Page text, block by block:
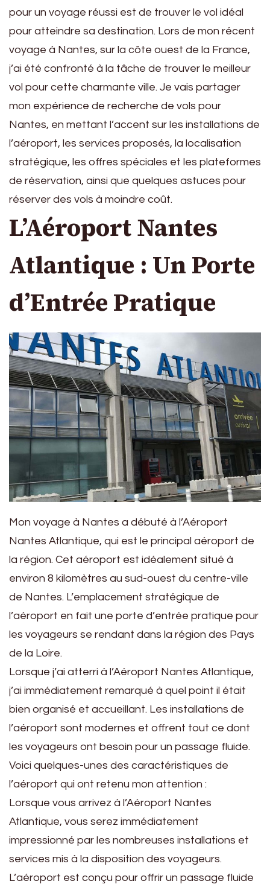
pour un voyage réussi est de trouver le vol idéal
pour atteindre sa destination. Lors de mon récent
voyage à Nantes, sur la côte ouest de la France,
j’ai été confronté à la tâche de trouver le meilleur
vol pour cette charmante ville. Je vais partager
mon expérience de recherche de vols pour
Nantes, en mettant l’accent sur les installations de
l’aéroport, les services proposés, la localisation
stratégique, les offres spéciales et les plateformes
de réservation, ainsi que quelques astuces pour
réserver des vols à moindre coût.
L’Aéroport Nantes
Atlantique : Un Porte
d’Entrée Pratique
Mon voyage à Nantes a débuté à l’Aéroport
Nantes Atlantique, qui est le principal aéroport de
la région. Cet aéroport est idéalement situé à
environ 8 kilomètres au sud-ouest du centre-ville
de Nantes. L’emplacement stratégique de
l’aéroport en fait une porte d’entrée pratique pour
les voyageurs se rendant dans la région des Pays
de la Loire.
Lorsque j’ai atterri à l’Aéroport Nantes Atlantique,
j’ai immédiatement remarqué à quel point il était
bien organisé et accueillant. Les installations de
l’aéroport sont modernes et offrent tout ce dont
les voyageurs ont besoin pour un passage fluide.
Voici quelques-unes des caractéristiques de
l’aéroport qui ont retenu mon attention :
Lorsque vous arrivez à l’Aéroport Nantes
Atlantique, vous serez immédiatement
impressionné par les nombreuses installations et
services mis à la disposition des voyageurs.
L’aéroport est conçu pour offrir un passage fluide